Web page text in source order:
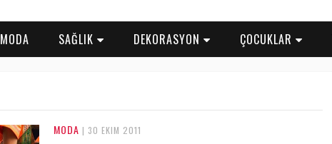
MODA SAĞLIK DEKORASYON ÇOCUKLAR
MODA | 30 EKIM 2011